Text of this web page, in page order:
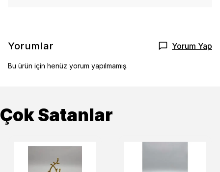
Yorumlar Yorum Yap
Bu ürün için henüz yorum yapılmamış.
Çok Satanlar